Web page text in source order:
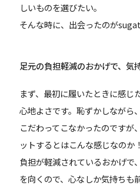
しいものを選びたい。
そんな時に、出会ったのが
足元の負担軽減のおかげで、気
まず、最初に履いたときに感じ
心地よさです。恥ずかしながら
こだわってこなかったのです
ットするとはこんな感じなのか
負担が軽減されているおかげで
を向くので、心なしか気持ちも